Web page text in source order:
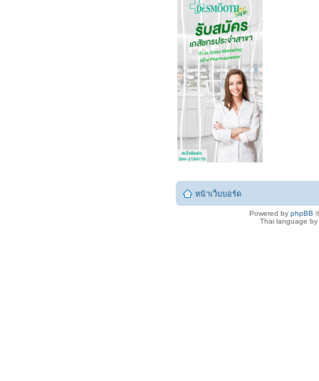
หน้าเว็บบอร์ด
Powered by phpBB
Thai language by